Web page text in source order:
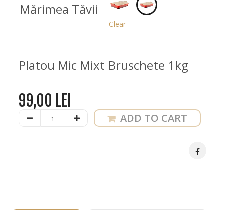
Mărimea Tăvii
Clear
Platou Mic Mixt Bruschete 1kg
99,00 LEI
Platou
ADD TO CART